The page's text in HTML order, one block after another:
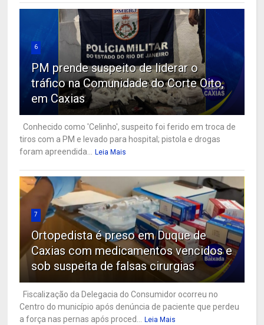
6
PM prende suspeito de liderar o
tráfico na Comunidade do Corte Oito,
em Caxias
Conhecido como 'Celinho', suspeito foi ferido em troca de
tiros com a PM e levado para hospital; pistola e drogas
foram apreendida...
Leia Mais
7
Ortopedista é preso em Duque de
Caxias com medicamentos vencidos e
sob suspeita de falsas cirurgias
Fiscalização da Delegacia do Consumidor ocorreu no
Centro do município após denúncia de paciente que perdeu
a força nas pernas após proced...
Leia Mais